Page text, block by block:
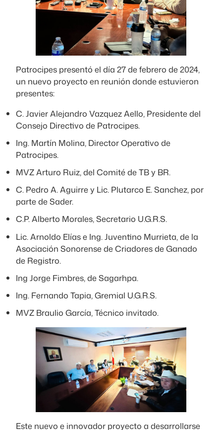
Patrocipes presentó el día 27 de febrero de 2024,
un nuevo proyecto en reunión donde estuvieron
presentes:
C. Javier Alejandro Vazquez Aello, Presidente del
Consejo Directivo de Patrocipes.
Ing. Martín Molina, Director Operativo de
Patrocipes.
MVZ Arturo Ruiz, del Comité de TB y BR.
C. Pedro A. Aguirre y Lic. Plutarco E. Sanchez, por
parte de Sader.
C.P. Alberto Morales, Secretario U.G.R.S.
Lic. Arnoldo Elías e Ing. Juventino Murrieta, de la
Asociación Sonorense de Criadores de Ganado
de Registro.
Ing Jorge Fimbres, de Sagarhpa.
Ing. Fernando Tapia, Gremial U.G.R.S.
MVZ Braulio García, Técnico invitado.
Este nuevo e innovador proyecto a desarrollarse